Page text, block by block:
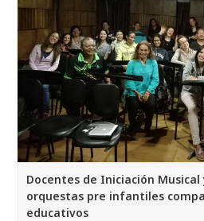
Docentes de Iniciación
orquestas pre infantiles
educativos